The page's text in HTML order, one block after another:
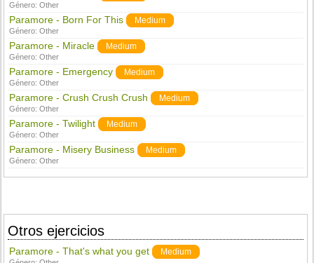
Género:Other
Paramore - Born For This Medium
Género:Other
Paramore - Miracle Medium
Género:Other
Paramore - Emergency Medium
Género:Other
Paramore - Crush Crush Crush Medium
Género:Other
Paramore - Twilight Medium
Género:Other
Paramore - Misery Business Medium
Género:Other
Otros ejercicios
Paramore - That's what you get Medium